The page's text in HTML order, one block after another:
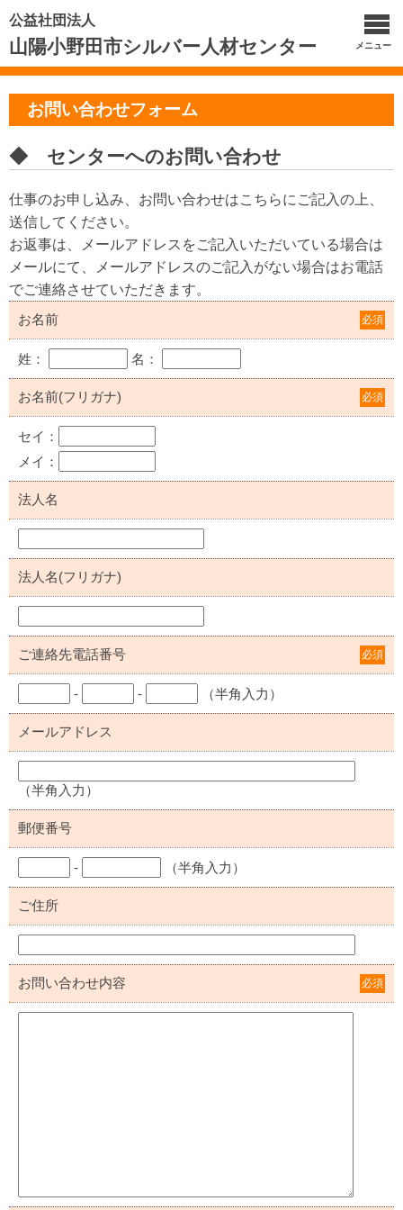
公益社団法人
山陽小野田市シルバー人材センター メニュー
お問い合わせフォーム
◆ センターへのお問い合わせ
仕事のお申し込み、お問い合わせはこちらにご記入の上、
送信してください。
お返事は、メールアドレスをご記入いただいている場合は
メールにて、メールアドレスのご記入がない場合はお電話
でご連絡させていただきます。
お名前
必須
姓： 名：
お名前(フリガナ) 必須
セイ：
メイ：
法人名
法人名(フリガナ)
ご連絡先電話番号 必須
- - （半角入力）
メールアドレス
（半角入力）
郵便番号
- （半角入力）
ご住所
お問い合わせ内容 必須